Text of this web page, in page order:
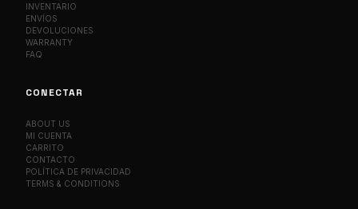
INVENTARIO
ENVÍOS
DEVOLUCIONES
WARRANTY
FAQ
CONECTAR
ABOUT US
MI CUENTA
CARRITO
CONTACTO
POLÍTICA DE PRIVACIDAD
TERMS & CONDITIONS